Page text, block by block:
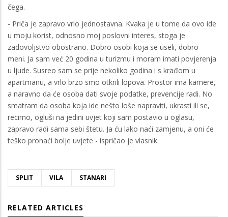
čega.
- Priča je zapravo vrlo jednostavna. Kvaka je u tome da ovo ide
u moju korist, odnosno moj poslovni interes, stoga je
zadovoljstvo obostrano. Dobro osobi koja se useli, dobro
meni. Ja sam već 20 godina u turizmu i moram imati povjerenja
u ljude. Susreo sam se prije nekoliko godina i s krađom u
apartmanu, a vrlo brzo smo otkrili lopova. Prostor ima kamere,
a naravno da će osoba dati svoje podatke, prevencije radi. No
smatram da osoba koja ide nešto loše napraviti, ukrasti ili se,
recimo, ogluši na jedini uvjet koji sam postavio u oglasu,
zapravo radi sama sebi štetu. Ja ću lako naći zamjenu, a oni će
teško pronaći bolje uvjete - ispričao je vlasnik.
SPLIT VILA STANARI
RELATED ARTICLES